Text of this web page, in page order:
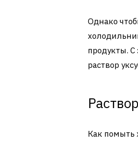
Однако
продукты. С
раствор
Как помыть